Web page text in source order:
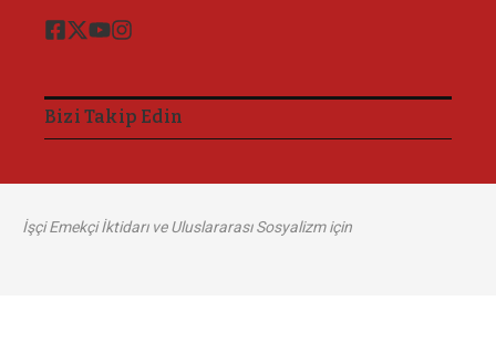
Bizi Takip Edin
İşçi Emekçi İktidarı ve Uluslararası Sosyalizm için